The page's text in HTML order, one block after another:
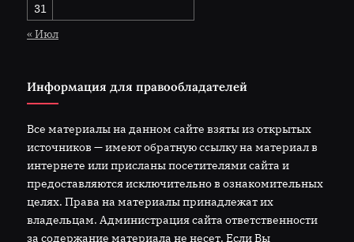
31
« Июл
Информация для правообладателей
Все материалы на данном сайте взяты из открытых
источников — имеют обратную ссылку на материал в
интернете или присланы посетителями сайта и
предоставляются исключительно в ознакомительных
целях. Права на материалы принадлежат их
владельцам. Администрация сайта ответственности
за содержание материала не несет. Если Вы